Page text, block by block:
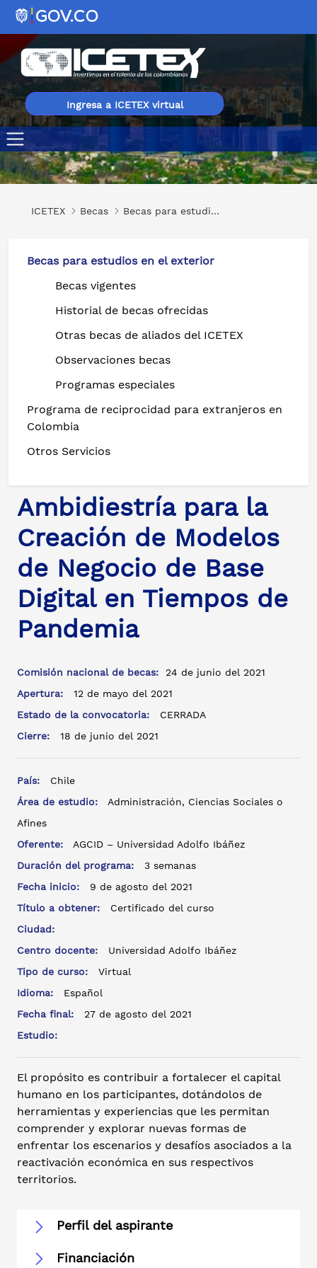
Ingresa a ICETEX virtual
Ambidiestría para la Creación de Modelos de Negocio
ICETEX Becas Becas para estudios en el exterior
Becas para estudios en el exterior
Becas vigentes
Historial de becas ofrecidas
Otras becas de aliados del ICETEX
Observaciones becas
Programas especiales
Programa de reciprocidad para extranjeros en
Colombia
Otros Servicios
Ambidiestría para la
Creación de Modelos
de Negocio de Base
Digital en Tiempos de
Pandemia
Comisión nacional de becas: 24 de junio del 2021
Apertura:
12 de mayo del 2021
Estado de la convocatoria:
CERRADA
Cierre:
18 de junio del 2021
País:
Chile
Área de estudio:
Administración, Ciencias Sociales o
Afines
Oferente:
AGCID – Universidad Adolfo Ibáñez
Duración del programa:
3 semanas
Fecha inicio:
9 de agosto del 2021
Título a obtener:
Certificado del curso
Ciudad:
Centro docente:
Universidad Adolfo Ibáñez
Tipo de curso:
Virtual
Idioma:
Español
Fecha final:
27 de agosto del 2021
Estudio:
El propósito es contribuir a fortalecer el capital
humano en los participantes, dotándolos de
herramientas y experiencias que les permitan
comprender y explorar nuevas formas de
enfrentar los escenarios y desafíos asociados a la
reactivación económica en sus respectivos
territorios.
Perfil del aspirante
Financiación